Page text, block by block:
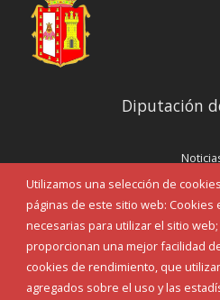
Utilizamos una selección de
páginas de este sitio web: Cookies
necesarias para utilizar el sitio
proporcionan una mejor facilidad
cookies de rendimiento, que
agregados sobre el uso y las
Diputación
Eventos
Corporación
Teléfonos
INICIAR
MAPA